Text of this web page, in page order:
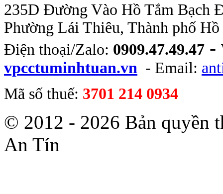
235D Đường Vào Hồ Tắm Bạch
Phường Lái Thiêu, Thành phố
Điện thoại/Zalo: 0909.47.49.47 -
vpcctuminhtuan.vn - Email:
Mã số thuế: 3701 214 0934
© 2012 - 2026 Bản quyền
An Tín